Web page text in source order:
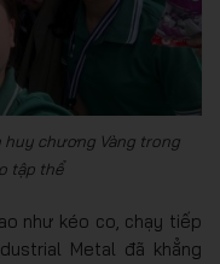
huy chương Vàng trong
tập thể
như kéo co, chạy tiếp
Metal đã khẳng